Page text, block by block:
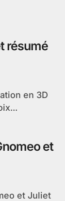
résumé
et